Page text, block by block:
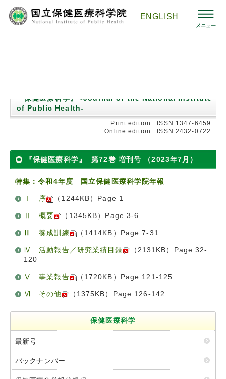
ENGLISH
メニュー
『保健医療科学』 -Journal of the National Institute
of Public Health-
Print edition : ISSN 1347-6459
Online edition : ISSN 2432-0722
『保健医療科学』 第72巻 増刊号 （2023年7月）
特集：令和4年度 国立保健医療科学院年報
Ⅰ 序 （1244KB）Page 1
Ⅱ 概要 （1345KB）Page 3-6
Ⅲ 養成訓練 （1414KB）Page 7-31
Ⅳ 活動報告／研究業績目録
（2131KB）Page 32-
120
Ⅴ 事業報告 （1720KB）Page 121-125
Ⅵ その他 （1375KB）Page 126-142
保健医療科学
最新号
バックナンバー